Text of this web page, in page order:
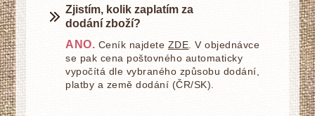
Zjistím, kolik zaplatím za
dodání zboží?
ANO. Ceník najdete ZDE . V objednávce
se pak cena poštovného automaticky
vypočítá dle vybraného způsobu dodání,
platby a země dodání (ČR/SK).